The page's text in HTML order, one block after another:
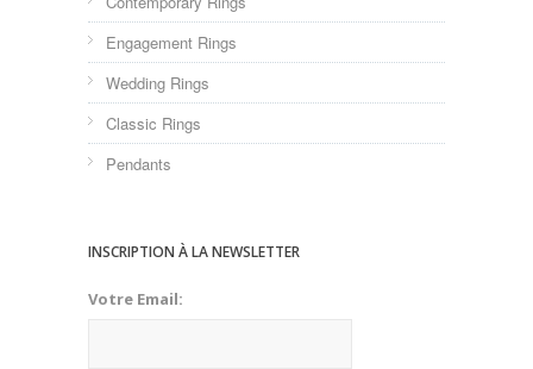
Engagement Rings
Wedding Rings
Classic Rings
Pendants
INSCRIPTION À LA NEWSLETTER
Votre Email: